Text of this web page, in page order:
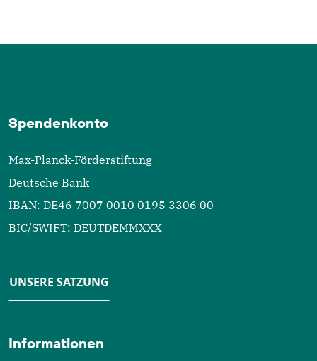
Spendenkonto
Max-Planck-Förderstiftung
Deutsche Bank
IBAN: DE46 7007 0010 0195 3306 00
BIC/SWIFT: DEUTDEMMXXX
UNSERE SATZUNG
Informationen